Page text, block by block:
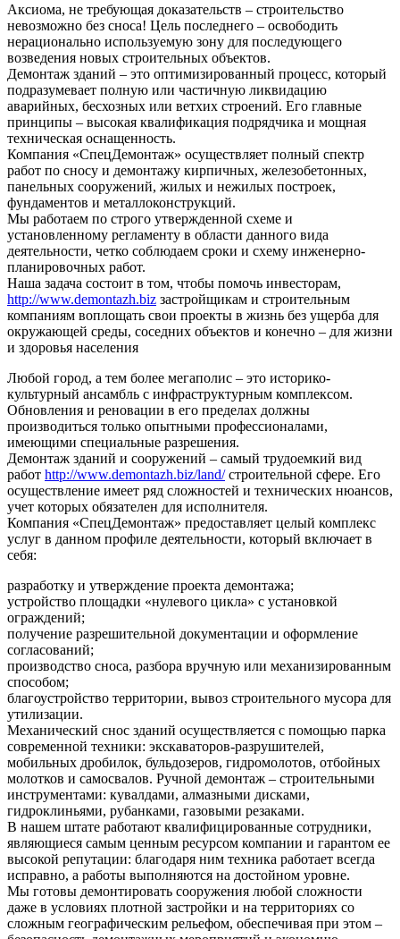
Аксиома, не требующая доказательств – строительство
невозможно без сноса! Цель последнего – освободить
нерационально используемую зону для последующего
возведения новых строительных объектов.
Демонтаж зданий – это оптимизированный процесс, который
подразумевает полную или частичную ликвидацию
аварийных, бесхозных или ветхих строений. Его главные
принципы – высокая квалификация подрядчика и мощная
техническая оснащенность.
Компания «СпецДемонтаж» осуществляет полный спектр
работ по сносу и демонтажу кирпичных, железобетонных,
панельных сооружений, жилых и нежилых построек,
фундаментов и металлоконструкций.
Мы работаем по строго утвержденной схеме и
установленному регламенту в области данного вида
деятельности, четко соблюдаем сроки и схему инженерно-
планировочных работ.
Наша задача состоит в том, чтобы помочь инвесторам,
http://www.demontazh.biz застройщикам и строительным
компаниям воплощать свои проекты в жизнь без ущерба для
окружающей среды, соседних объектов и конечно – для жизни
и здоровья населения
Любой город, а тем более мегаполис – это историко-
культурный ансамбль с инфраструктурным комплексом.
Обновления и реновации в его пределах должны
производиться только опытными профессионалами,
имеющими специальные разрешения.
Демонтаж зданий и сооружений – самый трудоемкий вид
работ http://www.demontazh.biz/land/строительной сфере. Его
осуществление имеет ряд сложностей и технических нюансов,
учет которых обязателен для исполнителя.
Компания «СпецДемонтаж» предоставляет целый комплекс
услуг в данном профиле деятельности, который включает в
себя:
разработку и утверждение проекта демонтажа;
устройство площадки «нулевого цикла» с установкой
ограждений;
получение разрешительной документации и оформление
согласований;
производство сноса, разбора вручную или механизированным
способом;
благоустройство территории, вывоз строительного мусора для
утилизации.
Механический снос зданий осуществляется с помощью парка
современной техники: экскаваторов-разрушителей,
мобильных дробилок, бульдозеров, гидромолотов, отбойных
молотков и самосвалов. Ручной демонтаж – строительными
инструментами: кувалдами, алмазными дисками,
гидроклиньями, рубанками, газовыми резаками.
В нашем штате работают квалифицированные сотрудники,
являющиеся самым ценным ресурсом компании и гарантом ее
высокой репутации: благодаря ним техника работает всегда
исправно, а работы выполняются на достойном уровне.
Мы готовы демонтировать сооружения любой сложности
даже в условиях плотной застройки и на территориях со
сложным географическим рельефом, обеспечивая при этом –